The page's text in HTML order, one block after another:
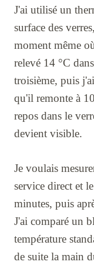
J'ai utilisé un
surface des
moment même
relevé 14 °C
troisième, puis
qu'il remonte à
repos dans le
devient visible.
Je voulais
service direct et
minutes, puis
J'ai comparé un
température
de suite la main